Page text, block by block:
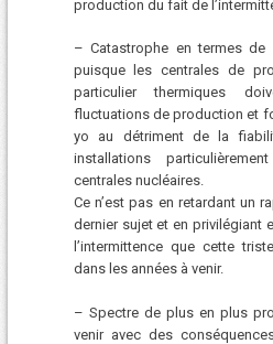
production du fait de
– Catastrophe en termes
puisque les centrales de
particulier thermiques
fluctuations de production et
yo au détriment de la
installations
centrales nucléaires.
Ce n’est pas en retardant un
dernier sujet et en privilégiant
l’intermittence que cette
dans les années à venir.
– Spectre de plus en plus
venir avec des